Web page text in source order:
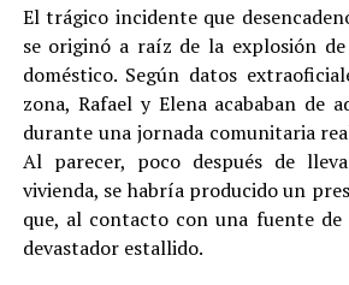
El trágico incidente que
se originó a raíz de la explosión
doméstico. Según datos
zona, Rafael y Elena acababan de
durante una jornada comunitaria
Al parecer, poco después de
vivienda, se habría producido un
que, al contacto con una fuente
devastador estallido.